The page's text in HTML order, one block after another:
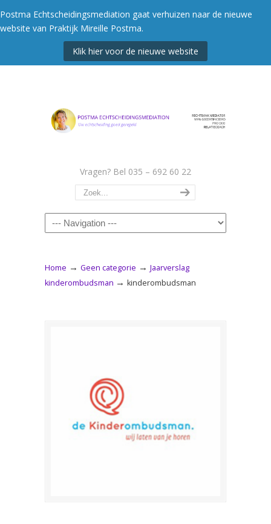
Postma Echtscheidingsmediation gaat verhuizen naar de nieuwe
website van Praktijk Mireille Postma.
Klik hier voor de nieuwe website
Vragen? Bel 035 – 692 60 22
Navigation
Home → Geen categorie → Jaarverslag
kinderombudsman → kinderombudsman